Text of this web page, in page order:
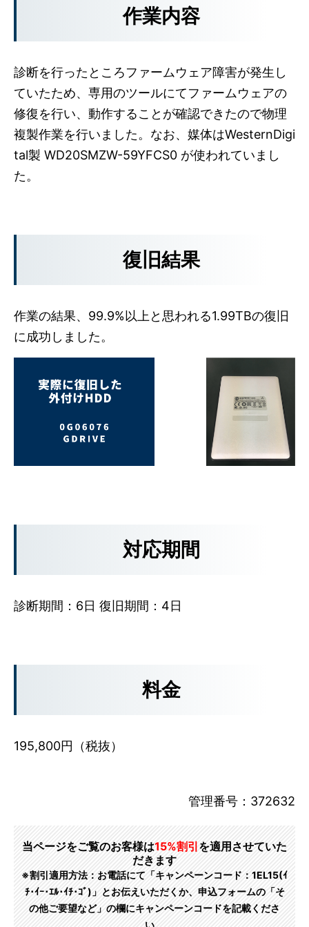
作業内容
診断を行ったところファームウェア障害が発生し
ていたため、専用のツールにてファームウェアの
修復を行い、動作することが確認できたので物理
複製作業を行いました。なお、媒体はWesternDigi
tal製 WD20SMZW-59YFCS0 が使われていまし
た。
復旧結果
作業の結果、99.9%以上と思われる1.99TBの復旧
に成功しました。
対応期間
診断期間：6日 復旧期間：4日
料金
195,800円（税抜）
管理番号：372632
当ページをご覧のお客様は15%割引 を適用させていた
だきます
※割引適用方法：お電話にて「キャンペーンコード：1EL15(ｲ
ﾁ･ｲｰ･ｴﾙ･ｲﾁ･ｺﾞ)」とお伝えいただくか、申込フォームの「そ
の他ご要望など」の欄にキャンペーンコードを記載くださ
い。